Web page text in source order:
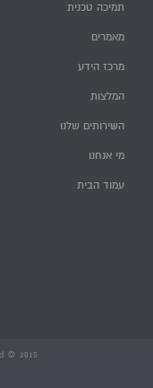
תמיכה טכנית
מאמרים
מרכז הידע
המלצות
השירותים שלנו
מי אנחנו
עמוד הבית
© 2015